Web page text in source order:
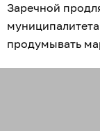
Заречной
продумывать